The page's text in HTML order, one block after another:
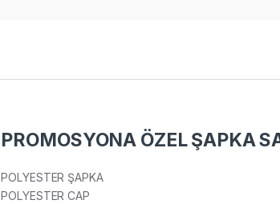
PROMOSYONA ÖZEL ŞAPKA
POLYESTER ŞAPKA
POLYESTER CAP